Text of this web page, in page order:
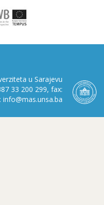
u Sarajevu
33 200 299, fax: